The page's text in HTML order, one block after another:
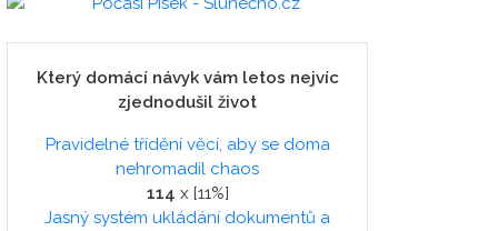
Který domácí návyk vám letos nejvíc
zjednodušil život
Pravidelné třídění věcí, aby se doma
nehromadil chaos
114 x [11%]
Jasný systém ukládání dokumentů a